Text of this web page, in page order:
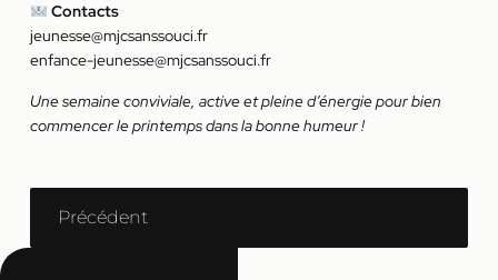
Contacts
jeunesse@mjcsanssouci.fr
enfance-jeunesse@mjcsanssouci.fr
Une semaine conviviale, active et pleine d’énergie pour bien
commencer le printemps dans la bonne humeur !
Précédent